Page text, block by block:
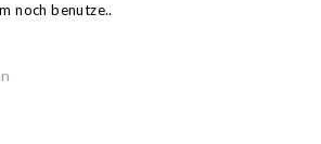
noch benutze..